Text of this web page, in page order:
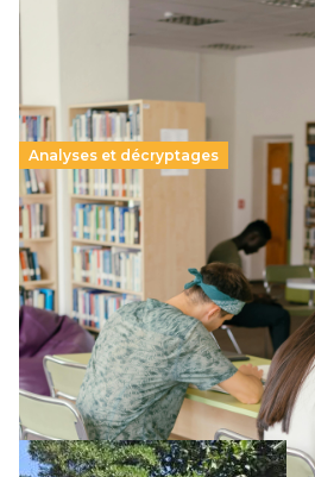
Analyses et décryptages
Supérieur privé : une dérive
promesse républicaine
11 juillet 2026-
Le projet de loi sur la régulation de
supérieur privé met en lumière
qui relègue l’acte pédagogique au
Lire la suite →